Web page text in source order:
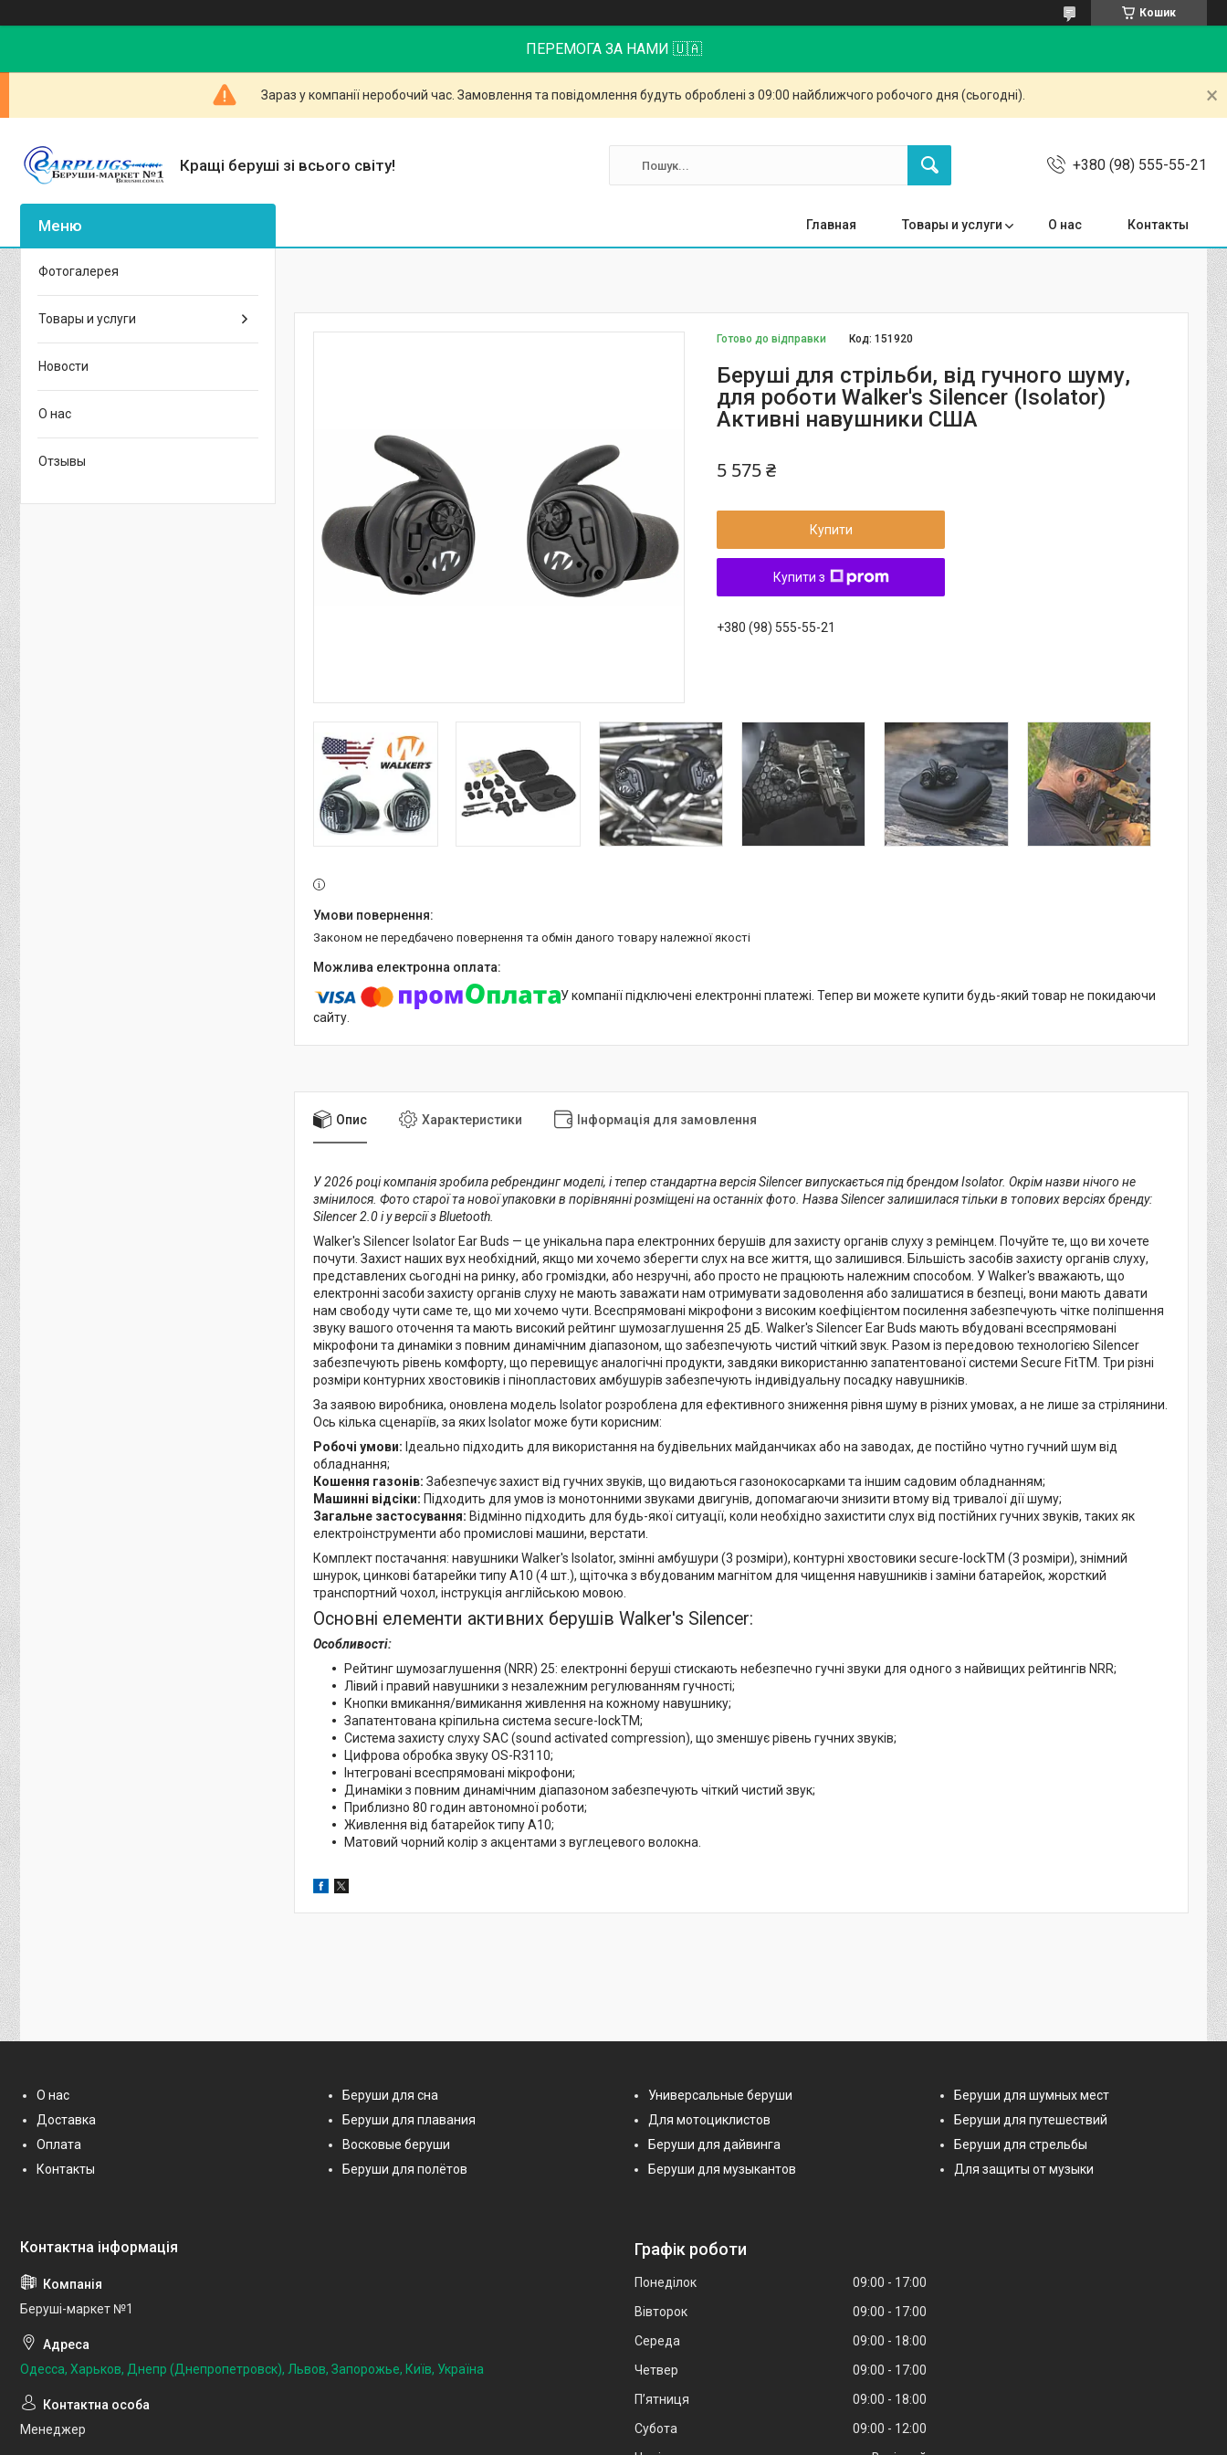
Кошик
ПЕРЕМОГА ЗА НАМИ 🇺🇦
Зараз у компанії неробочий час. Замовлення та повідомлення будуть оброблені з 09:00 найближчого робочого дня (сьогодні).
Кращі беруші зі всього світу! +380 (98) 555-55-21
Главная Товары и услуги О нас Контакты
Готово до відправки Код:151920
Беруші для стрільби, від гучного шуму,
для роботи Walker's Silencer (Isolator)
Активні навушники США
5 575 ₴
Купити
Купити з
+380 (98) 555-55-21
Законом не передбачено повернення та обмін даного товару належної якості
У компанії підключені електронні платежі. Тепер ви можете купити будь-який товар не покидаючи
сайту.
Опис Характеристики Інформація для замовлення
У 2026 році компанія зробила ребрендинг моделі, і тепер стандартна версія Silencer випускається під брендом Isolator. Окрім назви нічого не
змінилося. Фото старої та нової упаковки в порівнянні розміщені на останніх фото. Назва Silencer залишилася тільки в топових версіях бренду:
Silencer 2.0 і у версії з Bluetooth.
Walker's Silencer Isolator Ear Buds — це унікальна пара електронних берушів для захисту органів слуху з ремінцем. Почуйте те, що ви хочете
почути. Захист наших вух необхідний, якщо ми хочемо зберегти слух на все життя, що залишився. Більшість засобів захисту органів слуху,
представлених сьогодні на ринку, або громіздки, або незручні, або просто не працюють належним способом. У Walker's вважають, що
електронні засоби захисту органів слуху не мають заважати нам отримувати задоволення або залишатися в безпеці, вони мають давати
нам свободу чути саме те, що ми хочемо чути. Всеспрямовані мікрофони з високим коефіцієнтом посилення забезпечують чітке поліпшення
звуку вашого оточення та мають високий рейтинг шумозаглушення 25 дБ. Walker's Silencer Ear Buds мають вбудовані всеспрямовані
мікрофони та динаміки з повним динамічним діапазоном, що забезпечують чистий чіткий звук. Разом із передовою технологією Silencer
забезпечують рівень комфорту, що перевищує аналогічні продукти, завдяки використанню запатентованої системи Secure FitTM. Три різні
розміри контурних хвостовиків і пінопластових амбушурів забезпечують індивідуальну посадку навушників.
За заявою виробника, оновлена ​​модель Isolator розроблена для ефективного зниження рівня шуму в різних умовах, а не лише за стрілянини.
Ось кілька сценаріїв, за яких Isolator може бути корисним:
Робочі умови: Ідеально підходить для використання на будівельних майданчиках або на заводах, де постійно чутно гучний шум від
обладнання;
Кошення газонів: Забезпечує захист від гучних звуків, що видаються газонокосарками та іншим садовим обладнанням;
Машинні відсіки: Підходить для умов із монотонними звуками двигунів, допомагаючи знизити втому від тривалої дії шуму;
Загальне застосування: Відмінно підходить для будь-якої ситуації, коли необхідно захистити слух від постійних гучних звуків, таких як
електроінструменти або промислові машини, верстати.
Комплект постачання: навушники Walker's Isolator, змінні амбушури (3 розміри), контурні хвостовики secure-lockTM (3 розміри), знімний
шнурок, цинкові батарейки типу А10 (4 шт.), щіточка з вбудованим магнітом для чищення навушників і заміни батарейок, жорсткий
транспортний чохол, інструкція англійською мовою.
Основні елементи активних берушів Walker's Silencer:
Особливості:
Рейтинг шумозаглушення (NRR) 25: електронні беруші стискають небезпечно гучні звуки для одного з найвищих рейтингів NRR;
Лівий і правий навушники з незалежним регулюванням гучності;
Кнопки вмикання/вимикання живлення на кожному навушнику;
Запатентована кріпильна система secure-lockTM;
Система захисту слуху SAC (sound activated compression), що зменшує рівень гучних звуків;
Цифрова обробка звуку OS-R3110;
Інтегровані всеспрямовані мікрофони;
Динаміки з повним динамічним діапазоном забезпечують чіткий чистий звук;
Приблизно 80 годин автономної роботи;
Живлення від батарейок типу А10;
Матовий чорний колір з акцентами з вуглецевого волокна.
Фотогалерея
Товары и услуги
Новости
О нас
Отзывы
О нас
Доставка
Оплата
Контакты
Беруши для сна
Беруши для плавания
Восковые беруши
Беруши для полётов
Универсальные беруши
Для мотоциклистов
Беруши для дайвинга
Беруши для музыкантов
Беруши для шумных мест
Беруши для путешествий
Беруши для стрельбы
Для защиты от музыки
Беруші-маркет №1
Одесса, Харьков, Днепр (Днепропетровск), Львов, Запорожье, Київ, Україна
Менеджер
Графік роботи
Понеділок 09:00
17:00
Вівторок
09:00
17:00
Середа
09:00
18:00
Четвер
09:00
17:00
Пʼятниця
09:00
18:00
Субота
09:00
12:00